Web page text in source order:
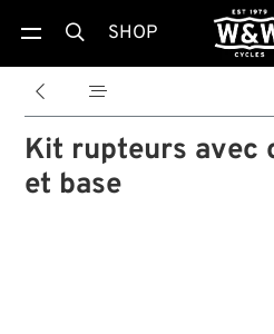
 SHOP
 
Kit rupteurs avec
et base